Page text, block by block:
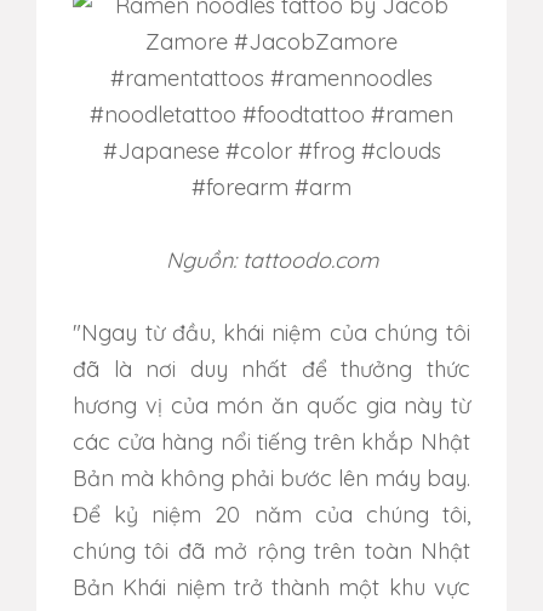
Nguồn: tattoodo.com
"Ngay từ đầu, khái niệm của chúng tôi
đã là nơi duy nhất để thưởng thức
hương vị của món ăn quốc gia này từ
các cửa hàng nổi tiếng trên khắp Nhật
Bản mà không phải bước lên máy bay.
Để kỷ niệm 20 năm của chúng tôi,
chúng tôi đã mở rộng trên toàn Nhật
Bản Khái niệm trở thành một khu vực